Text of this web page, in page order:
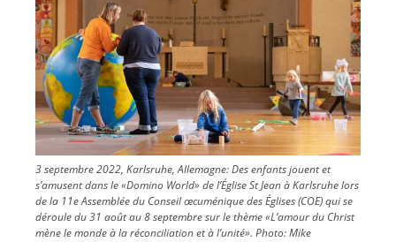
3 septembre 2022, Karlsruhe, Allemagne: Des enfants jouent et
s’amusent dans le «Domino World» de l’Église St Jean à Karlsruhe lors
de la 11e Assemblée du Conseil œcuménique des Églises (COE) qui se
déroule du 31 août au 8 septembre sur le thème «L’amour du Christ
mène le monde à la réconciliation et à l’unité». Photo:Mike